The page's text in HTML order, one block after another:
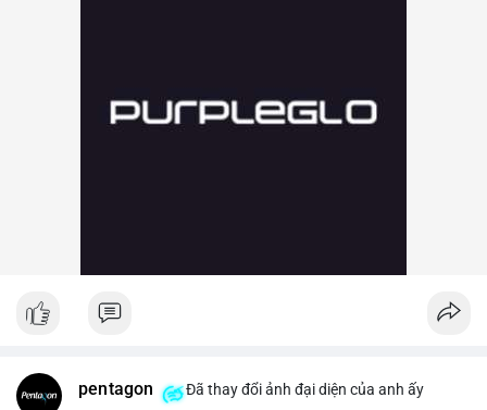
pentagon Đã thay đổi ảnh đại diện của anh ấy